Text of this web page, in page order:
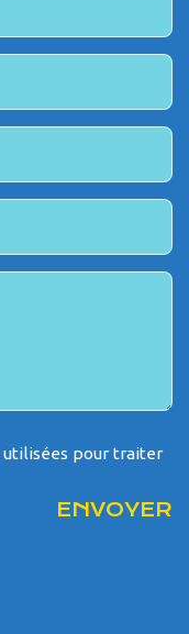
utilisées pour traiter